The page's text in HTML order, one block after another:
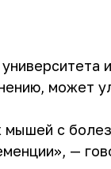
может
мышей с
—